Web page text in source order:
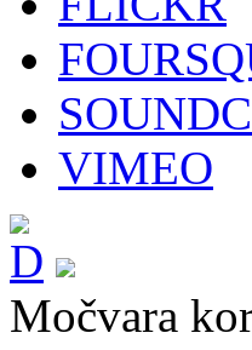
VIMEO
Močvara